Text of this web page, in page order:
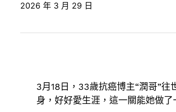
2026 年 3 月 29 日
3月18日，33歲抗癌博主“潤哥”
身，好好愛生涯，這一關能她做